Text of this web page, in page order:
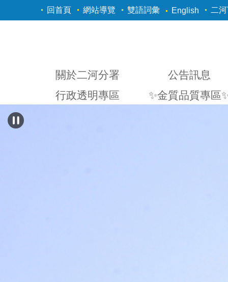
跳到主要內容區塊
回首頁 網站導覽 雙語詞彙 English 二
關於二河分署
公告訊息
行政透明專區
✨金質品質專區